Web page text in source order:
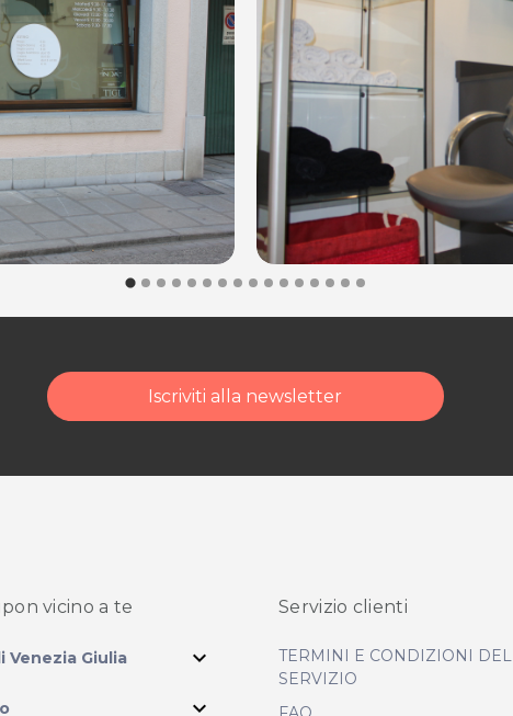
Iscriviti alla newsletter
vicino a te
Venezia Giulia expand_more
expand_more
Servizio clienti
TERMINI E CONDIZIONI DEL
SERVIZIO